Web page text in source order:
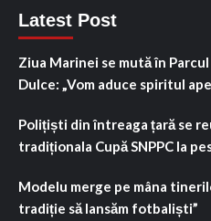
Latest Post
Ziua Marinei se mută în
Dulce: „Vom aduce spiritul
Polițiști din întreaga țară se
tradiționala Cupă SNPPC la
Modelu merge pe mâna
tradiție să lansăm fotbaliști”